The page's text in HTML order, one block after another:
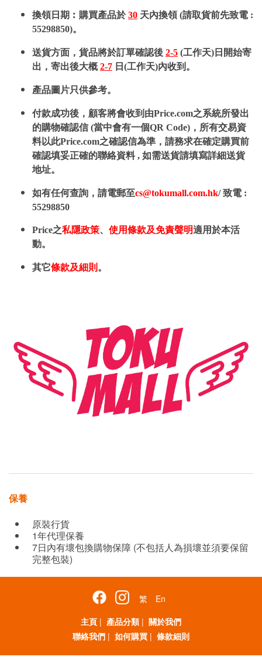
換領日期︰購買產品於30 天內換領 (請取貨前先致電 :
55298850)。
送貨方面，貨品將於訂單確認後 2-5 (工作天)日開始寄
出，寄出後大概2-7 日(工作天)內收到。
產品圖片只供參考。
付款成功後，顧客將會收到由Price.com之系統所發出
的購物確認信 (當中會有一個QR Code)，所有交易資
料以此Price.com之確認信為準，請務求在確定購買前
確認填妥正確的聯絡資料 , 如需送貨請填寫詳細送貨
地址。
如有任何查詢，請電郵至cs@tokumall.com.hk/ 致電 :
55298850
Price之私隱政策、 使用條款及免責聲明適用於本活
動。
其它條款及細則 。
保養
原裝行貨
1年代理保養
7日內有壞包換購物保障 (不包括人為損壞並須要保留
完整包裝)
繁
En
主頁 | 產品分類 | 關於我們
聯絡我們 | 如何購買 | 條款細則